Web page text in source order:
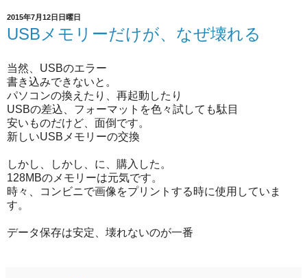
2015年7月12日日曜日
USBメモリーだけが、なぜ壊れる
当然、USBのエラー
書き込みできないと。
パソコンの換えたり、再起動したり
USBの差込、フォーマットを色々試しても駄目
安いものだけど、面倒です。
新しいUSBメモリーの交換
しかし、しかし、に、購入した。
128MBのメモリーは元気です。
時々、コンビニで画像をプリントする時に使用していま
す。
データ保存は安定、壊れないのが一番